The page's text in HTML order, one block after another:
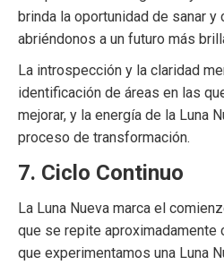
brinda la oportunidad de sanar y
abriéndonos a un futuro más
La introspección y la claridad
identificación de áreas en las
mejorar, y la energía de la Luna
proceso de transformación.
7. Ciclo Continuo
La Luna Nueva marca el
que se repite aproximadamente
que experimentamos una Luna